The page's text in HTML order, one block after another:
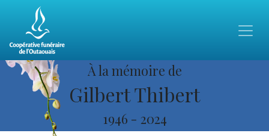
À la mémoire de
Gilbert Thibert
1946 - 2024